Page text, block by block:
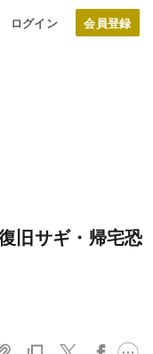
ログイン
旧サギ・帰宅恐